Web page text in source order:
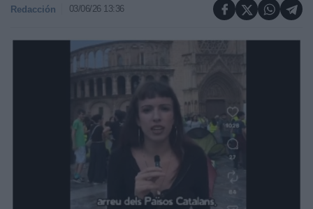
Redacción 03/06/26 13:36